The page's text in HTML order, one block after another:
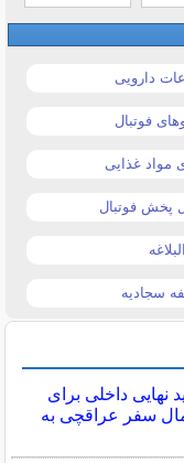
دارویی
فوتبال
مواد غذایی
پخش فوتبال
سجادیه
نهایی داخلی برای
سفر عراقچی به